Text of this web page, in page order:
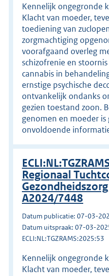
Kennelijk ongegronde
Klacht van moeder,
toediening van
zorgmachtiging
voorafgaand overleg
schizofrenie en
cannabis in
ernstige psychische
ontvankelijk ondanks
gezien toestand zoon.
genomen en moeder
onvoldoende
Regionaal
A2024/7448
Datum publicatie: 07-03-
Datum uitspraak: 07-03-
ECLI:NL:TGZRAMS:2025:53
Kennelijk ongegronde
Klacht van moeder,